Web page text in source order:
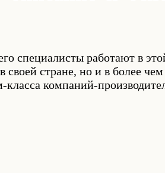
специалисты работают в
своей стране, но и в более
компаний-